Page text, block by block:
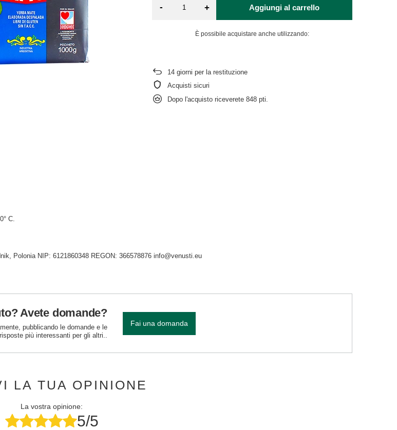
- + Aggiungi al carrello
È possibile acquistare anche utilizzando:
14 giorni per la restituzione
Acquisti sicuri
Dopo l'acquisto riceverete848 pti.
C.
Polonia NIP: 6121860348 REGON: 366578876 info@venusti.eu
Avete domande?
pubblicando le domande e le
risposte più interessanti per gli altri..
Fai una domanda
LA TUA OPINIONE
La vostra opinione:
5/5